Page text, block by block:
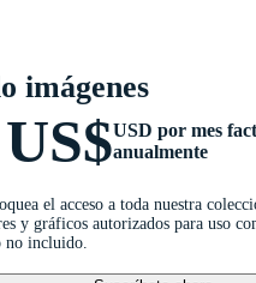
imágenes
USD por mes
anualmente
el acceso a toda nuestra
y gráficos autorizados para uso
no incluido.